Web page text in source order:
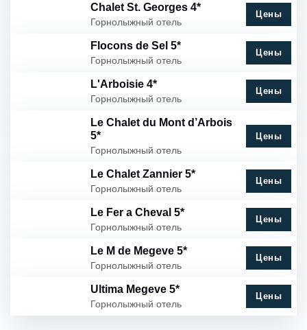
Chalet St. Georges 4*
Горнолыжный отель
Цены
Flocons de Sel 5*
Горнолыжный отель
Цены
L'Arboisie 4*
Горнолыжный отель
Цены
Le Chalet du Mont d’Arbois
5*
Горнолыжный отель
Цены
Le Chalet Zannier 5*
Горнолыжный отель
Цены
Le Fer a Cheval 5*
Горнолыжный отель
Цены
Le M de Megeve 5*
Горнолыжный отель
Цены
Ultima Megeve 5*
Горнолыжный отель
Цены